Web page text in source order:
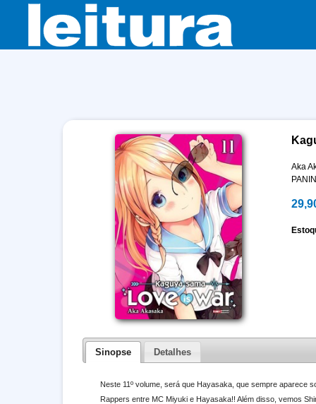
Aka
Sinopse Detalhes
Neste 11º volume, será que Hayasaka, que sempre aparece
Rappers entre MC Miyuki e Hayasaka!! Além disso, vemos